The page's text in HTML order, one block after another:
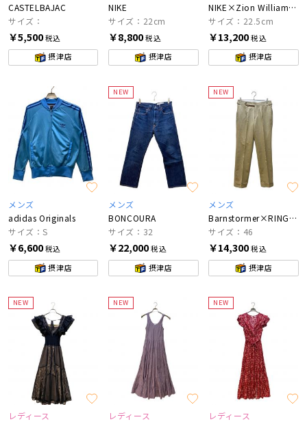
CASTELBAJAC
サイズ：
￥5,500税込
摂津店
NIKE
サイズ：22cm
￥8,800税込
摂津店
NIKE×Zion Williamson
サイズ：22.5cm
￥13,200税込
摂津店
メンズ
adidas Originals
サイズ：S
￥6,600税込
摂津店
NEW
メンズ
BONCOURA
サイズ：32
￥22,000税込
摂津店
NEW
メンズ
Barnstormer×RING JACKET
サイズ：46
￥14,300税込
摂津店
NEW
レディース
NEW
レディース
NEW
レディース